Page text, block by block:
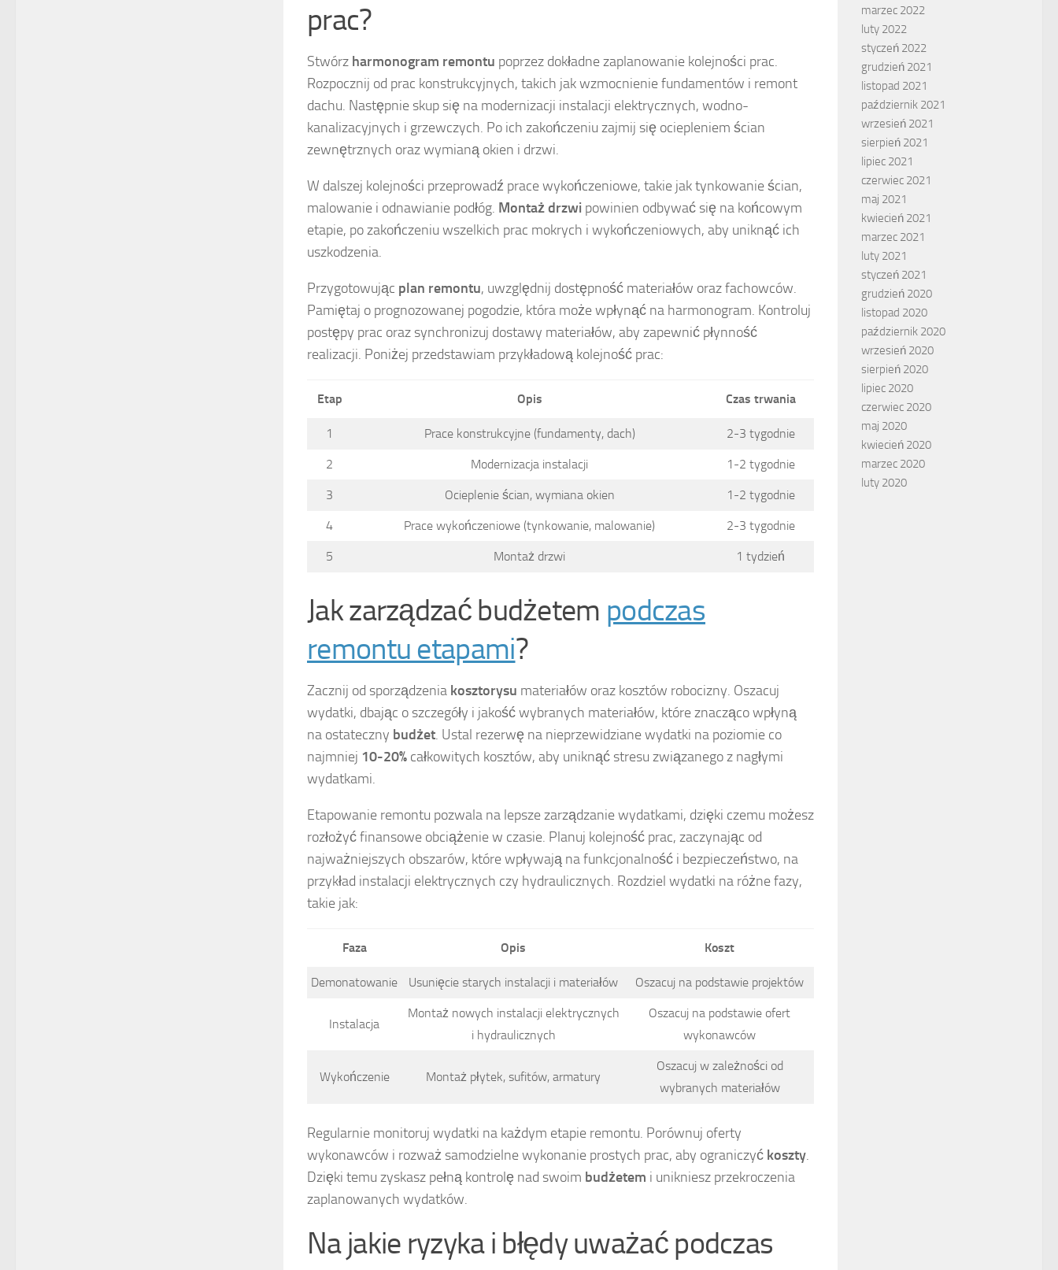
prac?
Stwórz harmonogram remontu poprzez dokładne zaplanowanie kolejności prac.
Rozpocznij od prac konstrukcyjnych, takich jak wzmocnienie fundamentów i remont
dachu. Następnie skup się na modernizacji instalacji elektrycznych, wodno-
kanalizacyjnych i grzewczych. Po ich zakończeniu zajmij się ociepleniem ścian
zewnętrznych oraz wymianą okien i drzwi.
W dalszej kolejności przeprowadź prace wykończeniowe, takie jak tynkowanie ścian,
malowanie i odnawianie podłóg. Montaż drzwi powinien odbywać się na końcowym
etapie, po zakończeniu wszelkich prac mokrych i wykończeniowych, aby uniknąć ich
uszkodzenia.
Przygotowując plan remontu, uwzględnij dostępność materiałów oraz fachowców.
Pamiętaj o prognozowanej pogodzie, która może wpłynąć na harmonogram. Kontroluj
postępy prac oraz synchronizuj dostawy materiałów, aby zapewnić płynność
realizacji. Poniżej przedstawiam przykładową kolejność prac:
Etap Opis Czas trwania
1 Prace konstrukcyjne (fundamenty, dach) 2-3 tygodnie
2 Modernizacja instalacji 1-2 tygodnie
3 Ocieplenie ścian, wymiana okien 1-2 tygodnie
4 Prace wykończeniowe (tynkowanie, malowanie) 2-3 tygodnie
5 Montaż drzwi 1 tydzień
Jak zarządzać budżetem podczas
remontu etapami?
Zacznij od sporządzenia kosztorysu materiałów oraz kosztów robocizny. Oszacuj
wydatki, dbając o szczegóły i jakość wybranych materiałów, które znacząco wpłyną
na ostateczny budżet. Ustal rezerwę na nieprzewidziane wydatki na poziomie co
najmniej 10-20% całkowitych kosztów, aby uniknąć stresu związanego z nagłymi
wydatkami.
Etapowanie remontu pozwala na lepsze zarządzanie wydatkami, dzięki czemu możesz
rozłożyć finansowe obciążenie w czasie. Planuj kolejność prac, zaczynając od
najważniejszych obszarów, które wpływają na funkcjonalność i bezpieczeństwo, na
przykład instalacji elektrycznych czy hydraulicznych. Rozdziel wydatki na różne fazy,
takie jak:
Faza Opis Koszt
Demonatowanie Usunięcie starych instalacji i materiałów Oszacuj na podstawie projektów
Instalacja
Montaż nowych instalacji elektrycznych
i hydraulicznych
Oszacuj na podstawie ofert
wykonawców
Wykończenie Montaż płytek, sufitów, armatury
Oszacuj w zależności od
wybranych materiałów
Regularnie monitoruj wydatki na każdym etapie remontu. Porównuj oferty
wykonawców i rozważ samodzielne wykonanie prostych prac, aby ograniczyć koszty.
Dzięki temu zyskasz pełną kontrolę nad swoim budżetem i unikniesz przekroczenia
zaplanowanych wydatków.
Na jakie ryzyka i błędy uważać podczas
marzec 2022
luty 2022
styczeń 2022
grudzień 2021
listopad 2021
październik 2021
wrzesień 2021
sierpień 2021
lipiec 2021
czerwiec 2021
maj 2021
kwiecień 2021
marzec 2021
luty 2021
styczeń 2021
grudzień 2020
listopad 2020
październik 2020
wrzesień 2020
sierpień 2020
lipiec 2020
czerwiec 2020
maj 2020
kwiecień 2020
marzec 2020
luty 2020